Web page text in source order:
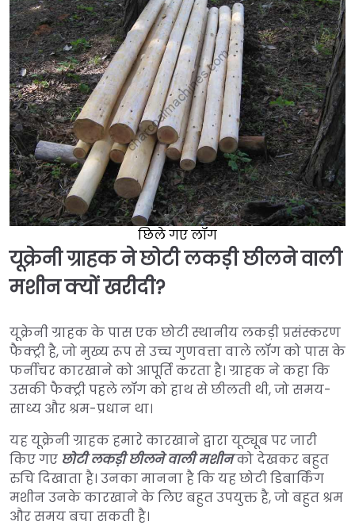
छिले गए लॉग
यूक्रेनी ग्राहक ने छोटी लकड़ी छीलने वाली
मशीन क्यों खरीदी?
यूक्रेनी ग्राहक के पास एक छोटी स्थानीय लकड़ी प्रसंस्करण
फैक्ट्री है, जो मुख्य रूप से उच्च गुणवत्ता वाले लॉग को पास के
फर्नीचर कारखाने को आपूर्ति करता है। ग्राहक ने कहा कि
उसकी फैक्ट्री पहले लॉग को हाथ से छीलती थी, जो समय-
साध्य और श्रम-प्रधान था।
यह यूक्रेनी ग्राहक हमारे कारखाने द्वारा यूट्यूब पर जारी
किए गए छोटी लकड़ी छीलने वाली मशीनको देखकर बहुत
रुचि दिखाता है। उनका मानना है कि यह छोटी डिबार्किंग
मशीन उनके कारखाने के लिए बहुत उपयुक्त है, जो बहुत श्रम
और समय बचा सकती है।